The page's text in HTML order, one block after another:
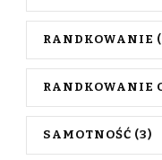
RANDKOWANIE
RANDKOWANIE
SAMOTNOŚĆ (3)